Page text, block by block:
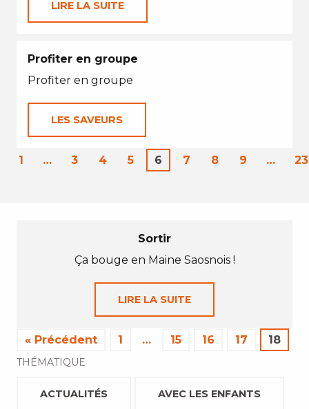
LIRE LA SUITE
Profiter en groupe
Profiter en groupe
LES SAVEURS
1 … 3 4 5 6 7 8 9 … 23
Sortir
Ça bouge en Maine Saosnois !
LIRE LA SUITE
« Précédent 1 … 15 16 17 18
THÉMATIQUE
ACTUALITÉS AVEC LES ENFANTS